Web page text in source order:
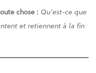
chose : Qu’est-ce que
et retiennent à la fin